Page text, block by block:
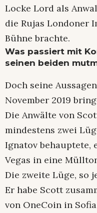
Locke Lord als
die Rujas Londoner
Bühne brachte.
Was passiert mit
seinen beiden
Doch seine
November 2019
Die Anwälte von
mindestens zwei
Ignatov behauptete,
Vegas in eine
Die zweite Lüge, so
Er habe Scott
von OneCoin in